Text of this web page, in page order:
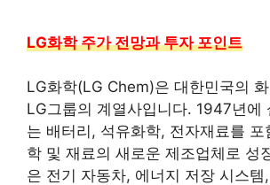
LG화학 주가 전망과 투자 포인트
LG화학(LG Chem)은 대한민국의
LG그룹의 계열사입니다. 1947년에
는 배터리, 석유화학, 전자재료를 포
학 및 재료의 새로운 제조업체로 성
은 전기 자동차, 에너지 저장 시스템